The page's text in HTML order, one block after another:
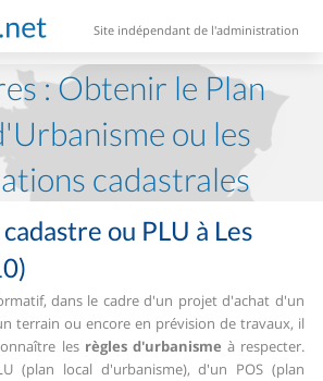
Site indépendant de l'administration
: Obtenir le Plan
ou les
cadastrales
ou PLU à Les
dans le cadre d'un projet d'achat d'un
terrain ou encore en prévision de travaux, il
les règles d'urbanisme à respecter.
(plan local d'urbanisme), d'un POS (plan